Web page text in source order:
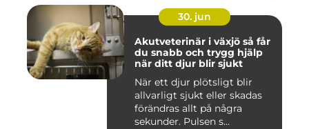
30. jun
Akutveterinär i växjö så får
du snabb och trygg hjälp
när ditt djur blir sjukt
När ett djur plötsligt blir
allvarligt sjukt eller skadas
förändras allt på några
sekunder. Pulsen s...